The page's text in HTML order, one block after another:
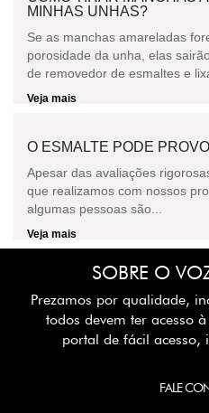
MINHAS UNHAS?
Se as manchas amareladas
porosidade da unha, elas
de removedor de esmaltes e
Veja mais
O ESMALTE PODE
Apesar das avaliações
que realizamos com nossos
algumas pessoas são...
Veja mais
SOBRE O
Prezamos por qualidade,
todos devem ter acesso
portal de fácil acesso,
FALE